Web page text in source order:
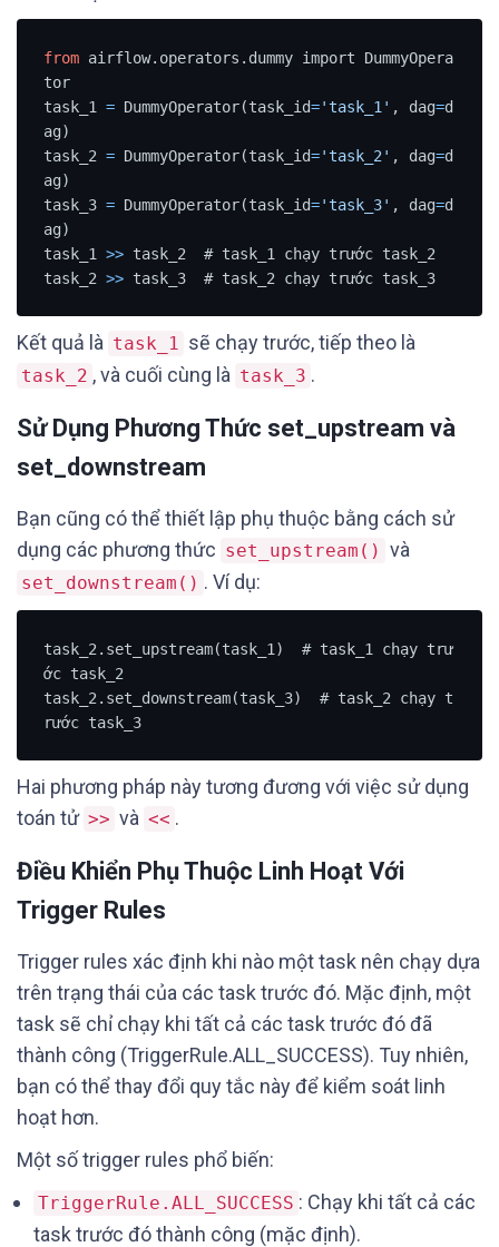
from airflow.operators.dummy import DummyOpera
tor
task_1 = DummyOperator(task_id='task_1' , dag=d
ag)
task_2 = DummyOperator(task_id='task_2' , dag=d
ag)
task_3 = DummyOperator(task_id='task_3' , dag=d
ag)
task_1 >> task_2  # task_1 chạy trước task_2
task_2 >> task_3  # task_2 chạy trước task_3
Kết quả là task_1 sẽ chạy trước, tiếp theo là
task_2 , và cuối cùng là task_3 .
Sử Dụng Phương Thức set_upstream và
set_downstream
Bạn cũng có thể thiết lập phụ thuộc bằng cách sử
dụng các phương thức set_upstream() và
set_downstream() . Ví dụ:
task_2.set_upstream(task_1)  # task_1 chạy trư
ớc task_2
task_2.set_downstream(task_3)  # task_2 chạy t
rước task_3
Hai phương pháp này tương đương với việc sử dụng
toán tử >> và << .
Điều Khiển Phụ Thuộc Linh Hoạt Với
Trigger Rules
Trigger rules xác định khi nào một task nên chạy dựa
trên trạng thái của các task trước đó. Mặc định, một
task sẽ chỉ chạy khi tất cả các task trước đó đã
thành công (TriggerRule.ALL_SUCCESS). Tuy nhiên,
bạn có thể thay đổi quy tắc này để kiểm soát linh
hoạt hơn.
Một số trigger rules phổ biến:
TriggerRule.ALL_SUCCESS : Chạy khi tất cả các
task trước đó thành công (mặc định).